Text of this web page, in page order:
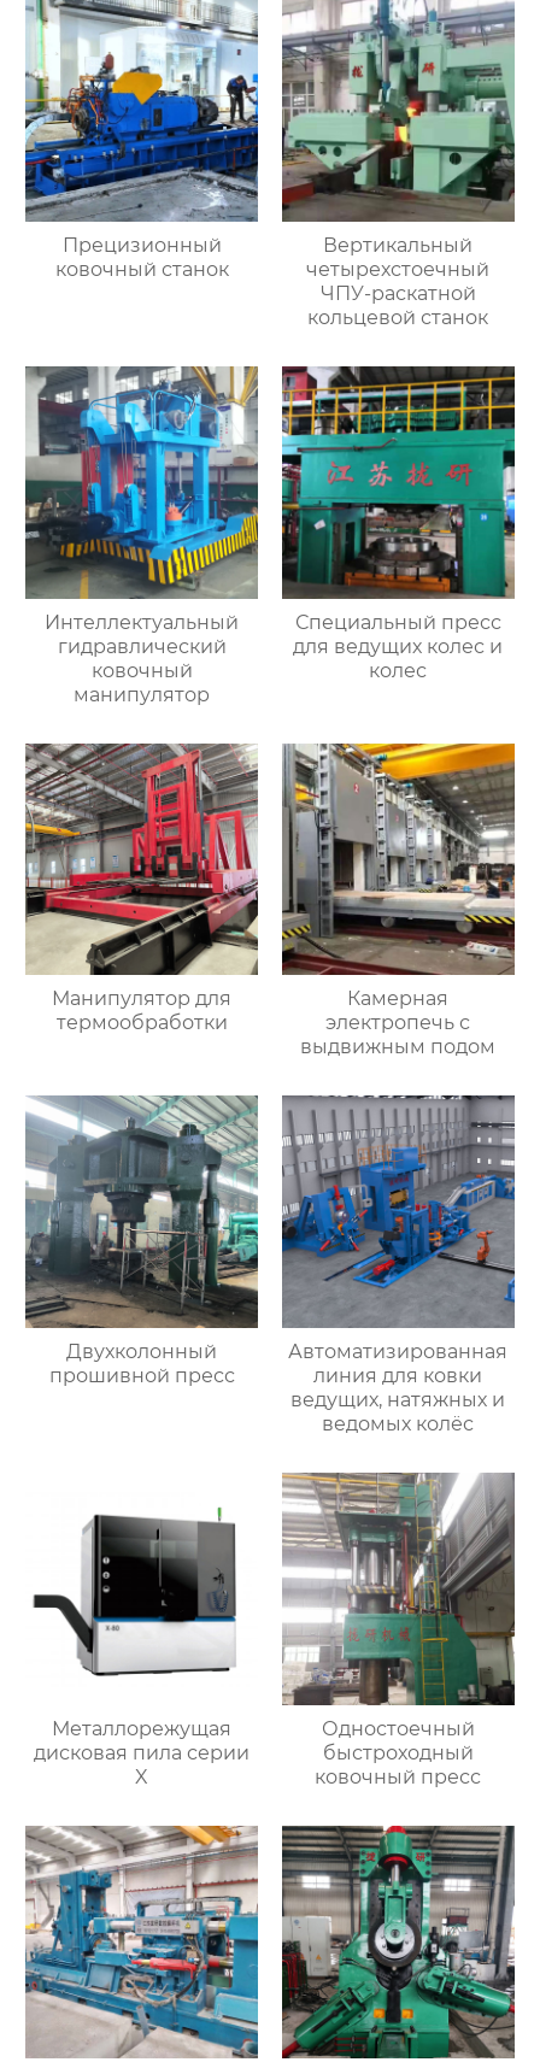
Прецизионный
ковочный станок
Вертикальный
четырехстоечный
ЧПУ-раскатной
кольцевой станок
Интеллектуальный
гидравлический
ковочный
манипулятор
Специальный пресс
для ведущих колес и
колес
Манипулятор для
термообработки
Камерная
электропечь с
выдвижным подом
Двухколонный
прошивной пресс
Автоматизированная
линия для ковки
ведущих, натяжных и
ведомых колёс
Металлорежущая
дисковая пила серии
X
Одностоечный
быстроходный
ковочный пресс